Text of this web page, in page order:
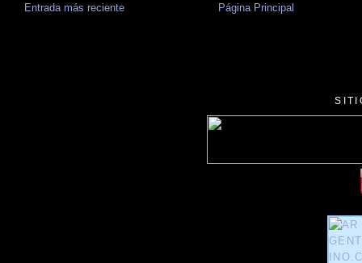
Entrada más reciente Página Principal